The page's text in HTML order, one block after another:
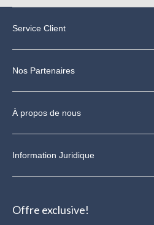
Service Client
Nos Partenaires
À propos de nous
Information Juridique
Offre exclusive!